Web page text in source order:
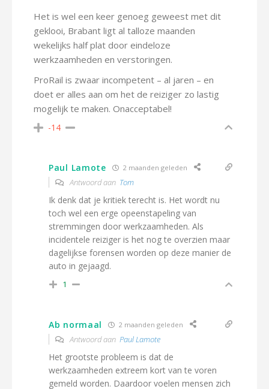
Het is wel een keer genoeg geweest met dit
geklooi, Brabant ligt al talloze maanden
wekelijks half plat door eindeloze
werkzaamheden en verstoringen.
ProRail is zwaar incompetent – al jaren – en
doet er alles aan om het de reiziger zo lastig
mogelijk te maken. Onacceptabel!
-14
Paul Lamote 2 maanden geleden
Antwoord aan Tom
Ik denk dat je kritiek terecht is. Het wordt nu
toch wel een erge opeenstapeling van
stremmingen door werkzaamheden. Als
incidentele reiziger is het nog te overzien maar
dagelijkse forensen worden op deze manier de
auto in gejaagd.
1
Ab normaal 2 maanden geleden
Antwoord aan Paul Lamote
Het grootste probleem is dat de
werkzaamheden extreem kort van te voren
gemeld worden. Daardoor voelen mensen zich